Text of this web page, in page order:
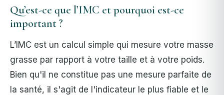
Qu’est-ce que l’IMC et pourquoi est-ce
important ?
L’IMC est un calcul simple qui mesure votre masse
grasse par rapport à votre taille et à votre poids.
Bien qu'il ne constitue pas une mesure parfaite de
la santé, il s'agit de l'indicateur le plus fiable et le